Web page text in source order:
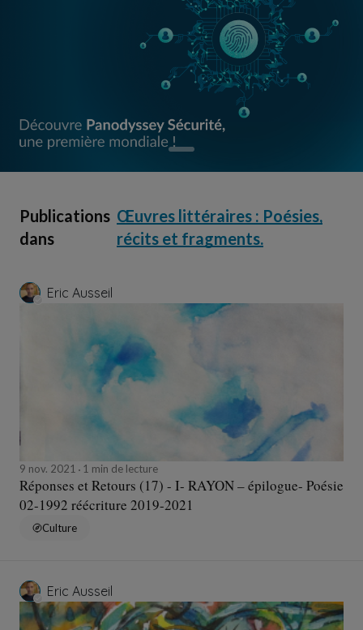
Publications
dans
Œuvres littéraires : Poésies,
récits et fragments.
Eric Ausseil
9 nov. 2021 1 min de lecture
Réponses et Retours (17) - I- RAYON – épilogue- Poésie
02-1992 réécriture 2019-2021
Culture
Eric Ausseil